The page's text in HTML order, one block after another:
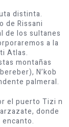
distinta.
de Rissani
de los sultanes
a la
Atlas.
montañas
N’kob
palmeral.
el puerto Tizi n
donde